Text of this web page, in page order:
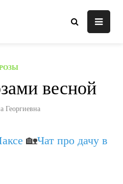
весной
Георгиевна
🏡Чат про дачу в